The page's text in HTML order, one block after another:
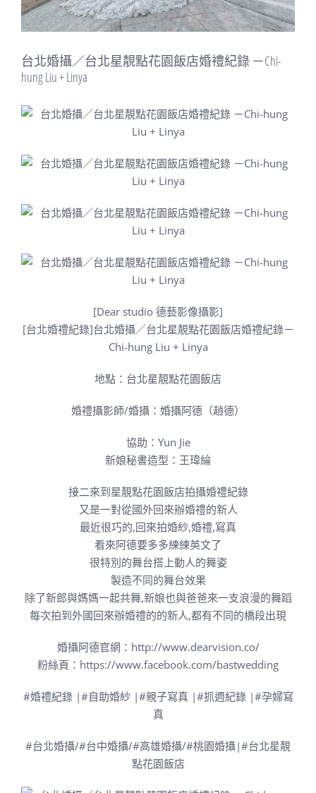
台北婚攝／台北星靚點花園飯店婚禮紀錄 －Chi-
hung Liu + Linya
[Dear studio 德藝影像攝影]
[台北婚禮紀錄]台北婚攝／台北星靚點花園飯店婚禮紀錄－
Chi-hung Liu + Linya
地點：台北星靚點花園飯店
婚禮攝影師/婚攝：婚攝阿德（趙德）
協助：Yun Jie
新娘秘書造型：王瑋綸
接二來到星靚點花園飯店拍攝婚禮紀錄
又是一對從國外回來辦婚禮的新人
最近很巧的,回來拍婚紗,婚禮,寫真
看來阿德要多多練練英文了
很特別的舞台搭上動人的舞姿
製造不同的舞台效果
除了新郎與媽媽一起共舞,新娘也與爸爸來一支浪漫的舞蹈
每次拍到外國回來辦婚禮的的新人,都有不同的橋段出現
婚攝阿德官網： http://www.dearvision.co/
粉絲頁： https://www.facebook.com/bastwedding
#婚禮紀錄 |#自助婚紗 |#親子寫真 |#抓週紀錄 |#孕婦寫
真
#台北婚攝/#台中婚攝/#高雄婚攝/#桃園婚攝|#台北星靚
點花園飯店